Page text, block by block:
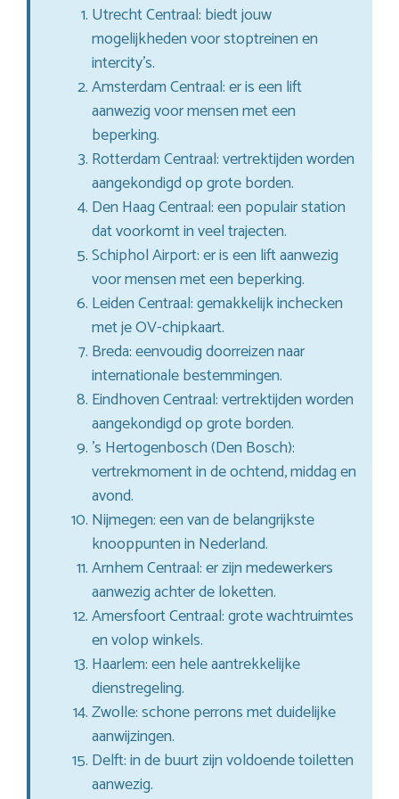
Utrecht Centraal: biedt jouw
mogelijkheden voor stoptreinen en
intercity’s.
Amsterdam Centraal: er is een lift
aanwezig voor mensen met een
beperking.
Rotterdam Centraal: vertrektijden worden
aangekondigd op grote borden.
Den Haag Centraal: een populair station
dat voorkomt in veel trajecten.
Schiphol Airport: er is een lift aanwezig
voor mensen met een beperking.
Leiden Centraal: gemakkelijk inchecken
met je OV-chipkaart.
Breda: eenvoudig doorreizen naar
internationale bestemmingen.
Eindhoven Centraal: vertrektijden worden
aangekondigd op grote borden.
’s Hertogenbosch (Den Bosch):
vertrekmoment in de ochtend, middag en
avond.
Nijmegen: een van de belangrijkste
knooppunten in Nederland.
Arnhem Centraal: er zijn medewerkers
aanwezig achter de loketten.
Amersfoort Centraal: grote wachtruimtes
en volop winkels.
Haarlem: een hele aantrekkelijke
dienstregeling.
Zwolle: schone perrons met duidelijke
aanwijzingen.
Delft: in de buurt zijn voldoende toiletten
aanwezig.